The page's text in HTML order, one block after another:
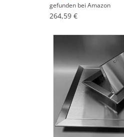
gefunden bei Amazon
264,59 €